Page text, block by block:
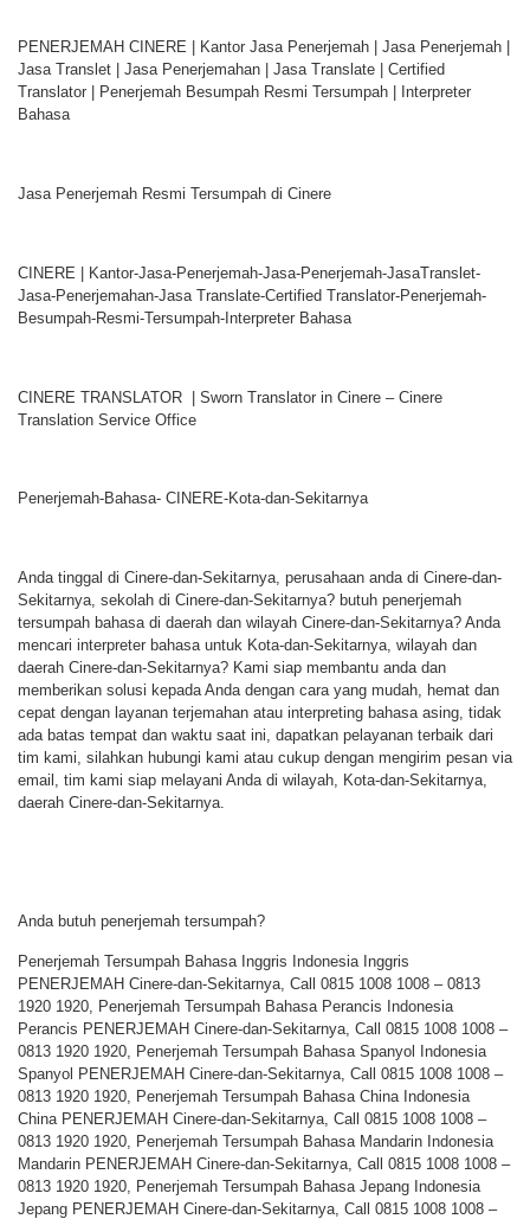
PENERJEMAH CINERE | Kantor Jasa Penerjemah | Jasa Penerjemah |
Jasa Translet | Jasa Penerjemahan | Jasa Translate | Certified
Translator | Penerjemah Besumpah Resmi Tersumpah | Interpreter
Bahasa
Jasa Penerjemah Resmi Tersumpah di Cinere
CINERE | Kantor-Jasa-Penerjemah-Jasa-Penerjemah-JasaTranslet-
Jasa-Penerjemahan-Jasa Translate-Certified Translator-Penerjemah-
Besumpah-Resmi-Tersumpah-Interpreter Bahasa
CINERE TRANSLATOR | Sworn Translator in Cinere – Cinere
Translation Service Office
Penerjemah-Bahasa- CINERE-Kota-dan-Sekitarnya
Anda tinggal di Cinere-dan-Sekitarnya, perusahaan anda di Cinere-dan-
Sekitarnya, sekolah di Cinere-dan-Sekitarnya? butuh penerjemah
tersumpah bahasa di daerah dan wilayah Cinere-dan-Sekitarnya? Anda
mencari interpreter bahasa untuk Kota-dan-Sekitarnya, wilayah dan
daerah Cinere-dan-Sekitarnya? Kami siap membantu anda dan
memberikan solusi kepada Anda dengan cara yang mudah, hemat dan
cepat dengan layanan terjemahan atau interpreting bahasa asing, tidak
ada batas tempat dan waktu saat ini, dapatkan pelayanan terbaik dari
tim kami, silahkan hubungi kami atau cukup dengan mengirim pesan via
email, tim kami siap melayani Anda di wilayah, Kota-dan-Sekitarnya,
daerah Cinere-dan-Sekitarnya.
Anda butuh penerjemah tersumpah?
Penerjemah Tersumpah Bahasa Inggris Indonesia Inggris
PENERJEMAH Cinere-dan-Sekitarnya, Call 0815 1008 1008 – 0813
1920 1920, Penerjemah Tersumpah Bahasa Perancis Indonesia
Perancis PENERJEMAH Cinere-dan-Sekitarnya, Call 0815 1008 1008 –
0813 1920 1920, Penerjemah Tersumpah Bahasa Spanyol Indonesia
Spanyol PENERJEMAH Cinere-dan-Sekitarnya, Call 0815 1008 1008 –
0813 1920 1920, Penerjemah Tersumpah Bahasa China Indonesia
China PENERJEMAH Cinere-dan-Sekitarnya, Call 0815 1008 1008 –
0813 1920 1920, Penerjemah Tersumpah Bahasa Mandarin Indonesia
Mandarin PENERJEMAH Cinere-dan-Sekitarnya, Call 0815 1008 1008 –
0813 1920 1920, Penerjemah Tersumpah Bahasa Jepang Indonesia
Jepang PENERJEMAH Cinere-dan-Sekitarnya, Call 0815 1008 1008 –